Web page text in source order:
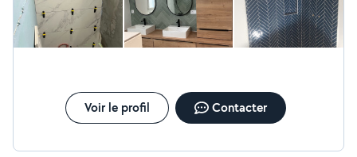
Voir le profil Contacter